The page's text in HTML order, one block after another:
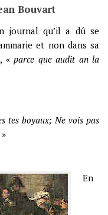
Bouvart
journal qu’il a dû se
et non dans sa
«parce que audit an la
tes boyaux; Ne vois pas
»
En